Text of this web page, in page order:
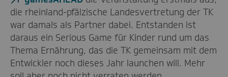
die rheinland-pfälzische Landesvertretung der TK
war damals als Partner dabei. Entstanden ist
daraus ein Serious Game für Kinder rund um das
Thema Ernährung, das die TK gemeinsam mit dem
Entwickler noch dieses Jahr launchen will. Mehr